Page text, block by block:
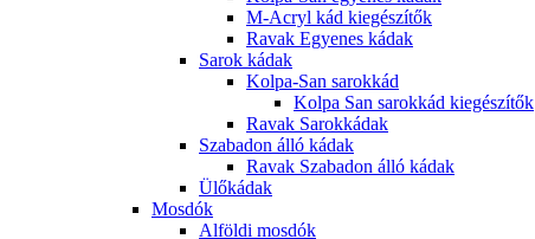
M-Acryl kád kiegészítők
Ravak Egyenes kádak
Sarok kádak
Kolpa-San sarokkád
Kolpa San sarokkád kiegészítők
Ravak Sarokkádak
Szabadon álló kádak
Ravak Szabadon álló kádak
Ülőkádak
Mosdók
Alföldi mosdók